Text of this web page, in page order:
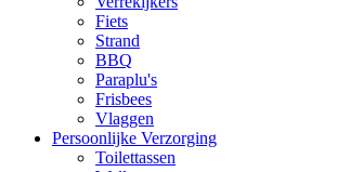
Fiets
Strand
BBQ
Paraplu's
Frisbees
Vlaggen
Persoonlijke Verzorging
Toilettassen